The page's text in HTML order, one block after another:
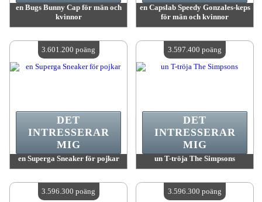
en Bugs Bunny Cap för män och
kvinnor
Antal tillgängliga:4
en Capslab Speedy Gonzales-keps
för män och kvinnor
Antal tillgängliga:4
en Superga Sneaker för pojkar
Antal tillgängliga:4
DET
INTRESSERAR
MIG
3.601.200 poäng
un T-tröja The Simpsons
Antal tillgängliga:4
DET
INTRESSERAR
MIG
3.597.400 poäng
3.596.300 poäng 3.596.300 poäng